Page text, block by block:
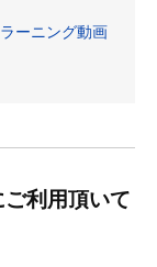
ーニング動画
利用頂いて